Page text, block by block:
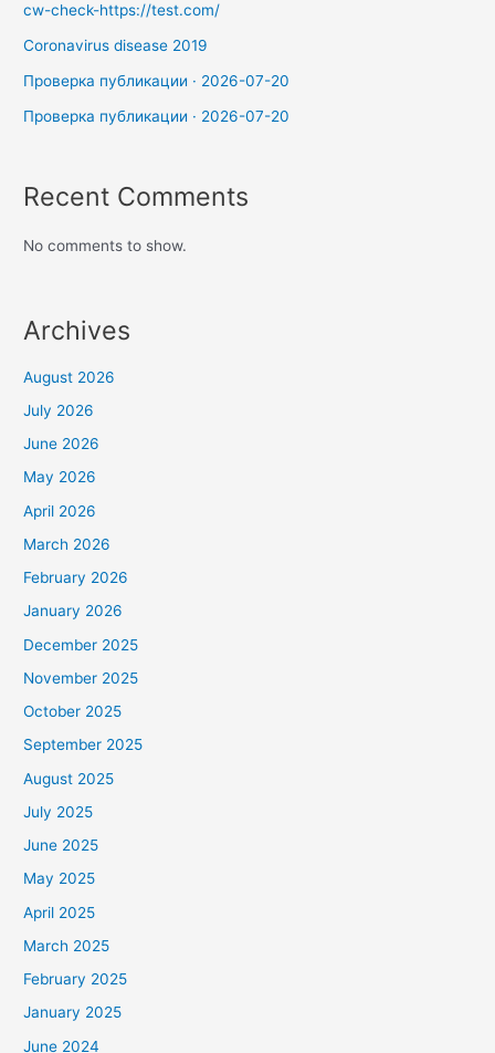
cw-check-https://test.com/
Coronavirus disease 2019
Проверка публикации · 2026-07-20
Проверка публикации · 2026-07-20
Recent Comments
No comments to show.
Archives
August 2026
July 2026
June 2026
May 2026
April 2026
March 2026
February 2026
January 2026
December 2025
November 2025
October 2025
September 2025
August 2025
July 2025
June 2025
May 2025
April 2025
March 2025
February 2025
January 2025
June 2024